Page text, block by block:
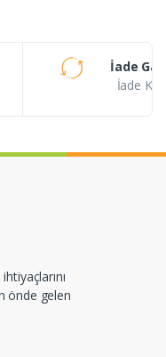
İade
İade
önde gelen